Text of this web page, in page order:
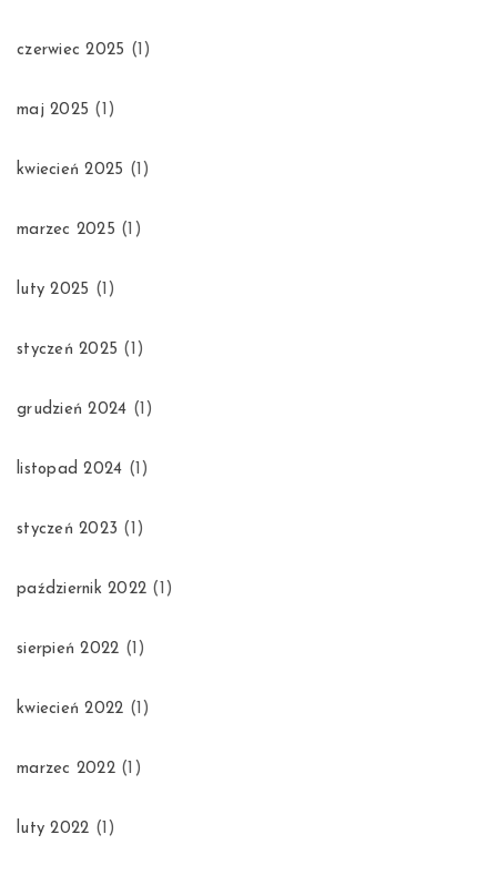
czerwiec 2025 (1)
maj 2025 (1)
kwiecień 2025 (1)
marzec 2025 (1)
luty 2025 (1)
styczeń 2025 (1)
grudzień 2024 (1)
listopad 2024 (1)
styczeń 2023 (1)
październik 2022 (1)
sierpień 2022 (1)
kwiecień 2022 (1)
marzec 2022(1)
luty 2022 (1)